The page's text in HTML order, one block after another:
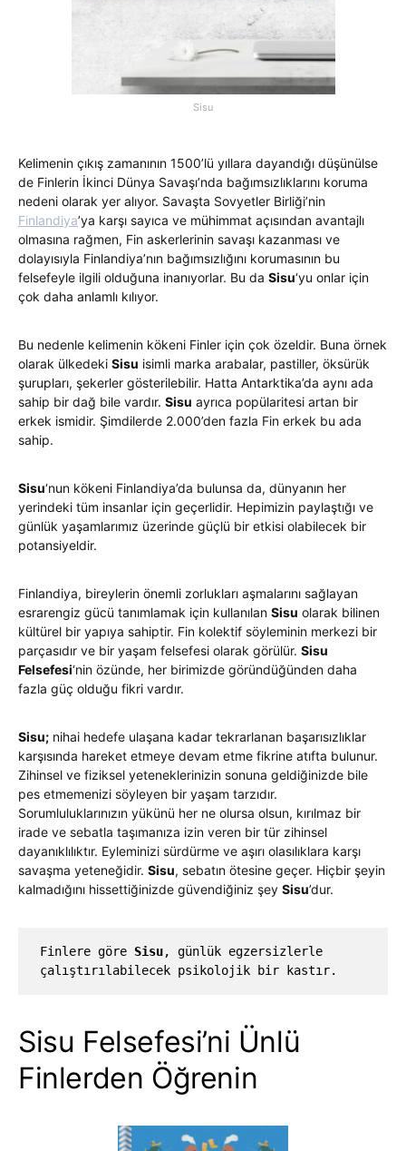
Sisu
Kelimenin çıkış zamanının 1500’lü yıllara dayandığı düşünülse
de Finlerin İkinci Dünya Savaşı’nda bağımsızlıklarını koruma
nedeni olarak yer alıyor. Savaşta Sovyetler Birliği’nin
Finlandiya’ya karşı sayıca ve mühimmat açısından avantajlı
olmasına rağmen, Fin askerlerinin savaşı kazanması ve
dolayısıyla Finlandiya’nın bağımsızlığını korumasının bu
felsefeyle ilgili olduğuna inanıyorlar. Bu da Sisu‘yu onlar için
çok daha anlamlı kılıyor.
Bu nedenle kelimenin kökeni Finler için çok özeldir. Buna örnek
olarak ülkedeki Sisu isimli marka arabalar, pastiller, öksürük
şurupları, şekerler gösterilebilir. Hatta Antarktika’da aynı ada
sahip bir dağ bile vardır. Sisu ayrıca popülaritesi artan bir
erkek ismidir. Şimdilerde 2.000’den fazla Fin erkek bu ada
sahip.
Sisu‘nun kökeni Finlandiya’da bulunsa da, dünyanın her
yerindeki tüm insanlar için geçerlidir. Hepimizin paylaştığı ve
günlük yaşamlarımız üzerinde güçlü bir etkisi olabilecek bir
potansiyeldir.
Finlandiya, bireylerin önemli zorlukları aşmalarını sağlayan
esrarengiz gücü tanımlamak için kullanılan Sisu olarak bilinen
kültürel bir yapıya sahiptir. Fin kolektif söyleminin merkezi bir
parçasıdır ve bir yaşam felsefesi olarak görülür. Sisu
Felsefesi‘nin özünde, her birimizde göründüğünden daha
fazla güç olduğu fikri vardır.
Sisu; nihai hedefe ulaşana kadar tekrarlanan başarısızlıklar
karşısında hareket etmeye devam etme fikrine atıfta bulunur.
Zihinsel ve fiziksel yeteneklerinizin sonuna geldiğinizde bile
pes etmemenizi söyleyen bir yaşam tarzıdır.
Sorumluluklarınızın yükünü her ne olursa olsun, kırılmaz bir
irade ve sebatla taşımanıza izin veren bir tür zihinsel
dayanıklılıktır. Eyleminizi sürdürme ve aşırı olasılıklara karşı
savaşma yeteneğidir. Sisu, sebatın ötesine geçer. Hiçbir şeyin
kalmadığını hissettiğinizde güvendiğiniz şey Sisu’dur.
Finlere göre Sisu, günlük egzersizlerle
çalıştırılabilecek psikolojik bir kastır.
Sisu Felsefesi’ni Ünlü
Finlerden Öğrenin